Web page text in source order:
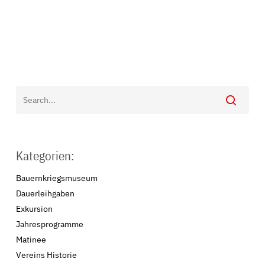
Kategorien:
Bauernkriegsmuseum
Dauerleihgaben
Exkursion
Jahresprogramme
Matinee
Vereins Historie
PROGRAMME ARCHIV
MITGLIEDSCHAFT